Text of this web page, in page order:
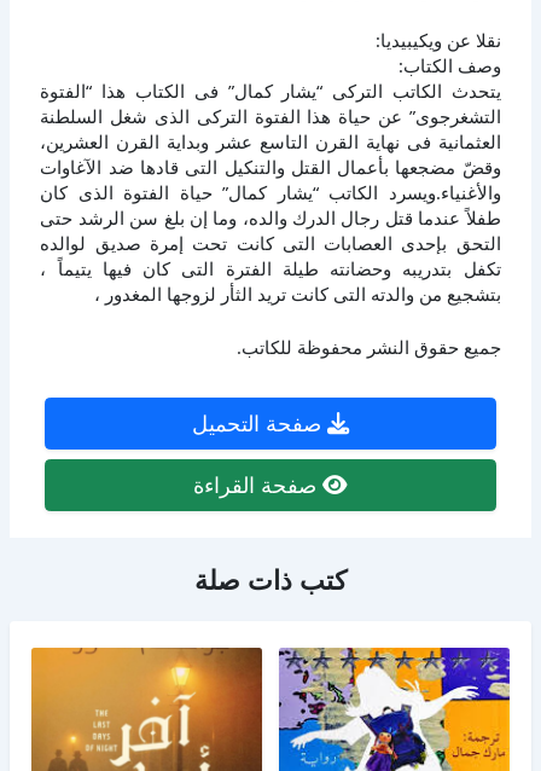
نقلا عن ويكيبيديا:
وصف الكتاب:
يتحدث الكاتب التركى “يشار كمال” فى الكتاب هذا “الفتوة
التشغرجوى” عن حياة هذا الفتوة التركى الذى شغل السلطنة
العثمانية فى نهاية القرن التاسع عشر وبداية القرن العشرين،
وقضّ مضجعها بأعمال القتل والتنكيل التى قادها ضد الآغاوات
والأغنياء.ويسرد الكاتب “يشار كمال” حياة الفتوة الذى كان
طفلاً عندما قتل رجال الدرك والده، وما إن بلغ سن الرشد حتى
التحق بإحدى العصابات التى كانت تحت إمرة صديق لوالده
تكفل بتدريبه وحضانته طيلة الفترة التى كان فيها يتيماً ،
بتشجيع من والدته التى كانت تريد الثأر لزوجها المغدور ،
جميع حقوق النشر محفوظة للكاتب.
صفحة التحميل
صفحة القراءة
كتب ذات صلة